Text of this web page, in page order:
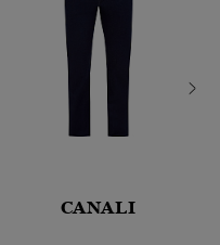
CANALI